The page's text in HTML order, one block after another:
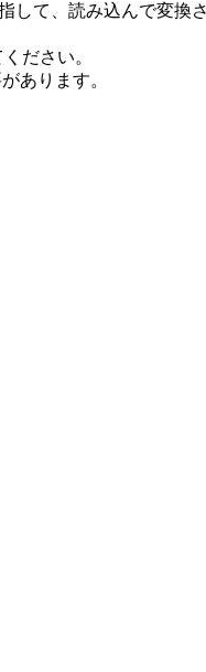
て、読み込んで変換
ださい。
あります。